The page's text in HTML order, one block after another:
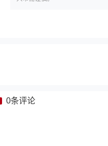
0条评论